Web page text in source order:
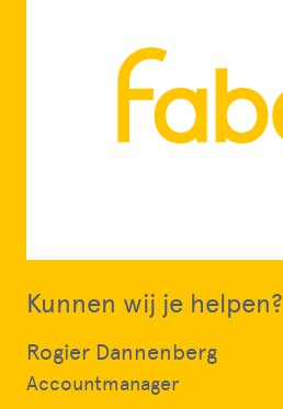
Kunnen wij je helpen?
Rogier Dannenberg
Accountmanager